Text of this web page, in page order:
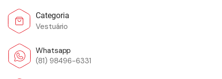
Categoria
Vestuário
Whatsapp
(81) 98496-6331